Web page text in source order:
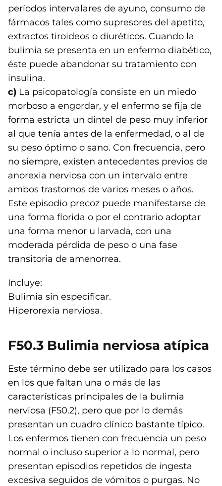
períodos intervalares de ayuno, consumo de
fármacos tales como supresores del apetito,
extractos tiroideos o diuréticos. Cuando la
bulimia se presenta en un enfermo diabético,
éste puede abandonar su tratamiento con
insulina.
c) La psicopatología consiste en un miedo
morboso a engordar, y el enfermo se fija de
forma estricta un dintel de peso muy inferior
al que tenía antes de la enfermedad, o al de
su peso óptimo o sano. Con frecuencia, pero
no siempre, existen antecedentes previos de
anorexia nerviosa con un intervalo entre
ambos trastornos de varios meses o años.
Este episodio precoz puede manifestarse de
una forma florida o por el contrario adoptar
una forma menor u larvada, con una
moderada pérdida de peso o una fase
transitoria de amenorrea.
Incluye:
Bulimia sin especificar.
Hiperorexia nerviosa.
F50.3 Bulimia nerviosa atípica
Este término debe ser utilizado para los casos
en los que faltan una o más de las
características principales de la bulimia
nerviosa (F50.2), pero que por lo demás
presentan un cuadro clínico bastante típico.
Los enfermos tienen con frecuencia un peso
normal o incluso superior a lo normal, pero
presentan episodios repetidos de ingesta
excesiva seguidos de vómitos o purgas. No